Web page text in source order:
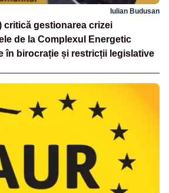
Iulian Budusan
critică gestionarea crizei
de la Complexul Energetic
în birocrație și restricții legislative